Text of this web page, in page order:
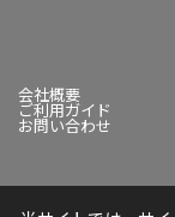
会社概要
ご利用ガイド
お問い合わせ